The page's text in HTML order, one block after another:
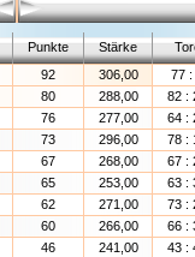
Punkte Stärke
92 306,00
77 :
80 288,00
82 :
76 277,00
64 :
73 296,00
78 :
67 268,00
67 :
65 253,00
63 :
62 271,00
73 :
60 266,00
66 :
46 241,00
43 :